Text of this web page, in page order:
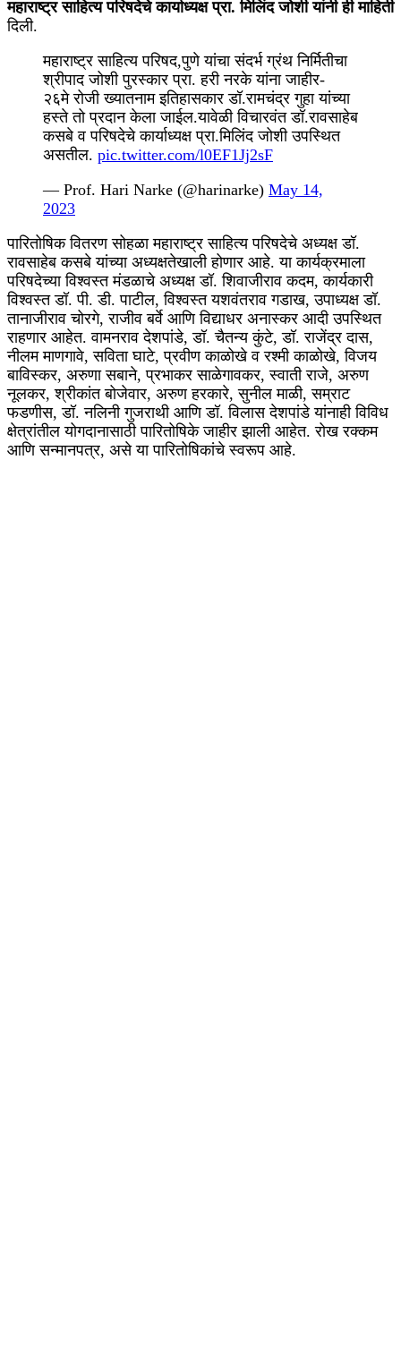
महाराष्ट्र साहित्य परिषदेचे कार्याध्यक्ष प्रा. मिलिंद जोशी यांनी ही माहिती
दिली.
महाराष्ट्र साहित्य परिषद,पुणे यांचा संदर्भ ग्रंथ निर्मितीचा
श्रीपाद जोशी पुरस्कार प्रा. हरी नरके यांना जाहीर-
२६मे रोजी ख्यातनाम इतिहासकार डॉ.रामचंद्र गुहा यांच्या
हस्ते तो प्रदान केला जाईल.यावेळी विचारवंत डॉ.रावसाहेब
कसबे व परिषदेचे कार्याध्यक्ष प्रा.मिलिंद जोशी उपस्थित
असतील. pic.twitter.com/l0EF1Jj2sF
— Prof. Hari Narke (@harinarke) May 14,
2023
पारितोषिक वितरण सोहळा महाराष्ट्र साहित्य परिषदेचे अध्यक्ष डॉ.
रावसाहेब कसबे यांच्या अध्यक्षतेखाली होणार आहे. या कार्यक्रमाला
परिषदेच्या विश्वस्त मंडळाचे अध्यक्ष डॉ. शिवाजीराव कदम, कार्यकारी
विश्वस्त डॉ. पी. डी. पाटील, विश्वस्त यशवंतराव गडाख, उपाध्यक्ष डॉ.
तानाजीराव चोरगे, राजीव बर्वे आणि विद्याधर अनास्कर आदी उपस्थित
राहणार आहेत. वामनराव देशपांडे, डॉ. चैतन्य कुंटे, डॉ. राजेंद्र दास,
नीलम माणगावे, सविता घाटे, प्रवीण काळोखे व रश्मी काळोखे, विजय
बाविस्कर, अरुणा सबाने, प्रभाकर साळेगावकर, स्वाती राजे, अरुण
नूलकर, श्रीकांत बोजेवार, अरुण हरकारे, सुनील माळी, सम्राट
फडणीस, डॉ. नलिनी गुजराथी आणि डॉ. विलास देशपांडे यांनाही विविध
क्षेत्रांतील योगदानासाठी पारितोषिके जाहीर झाली आहेत. रोख रक्कम
आणि सन्मानपत्र, असे या पारितोषिकांचे स्वरूप आहे.